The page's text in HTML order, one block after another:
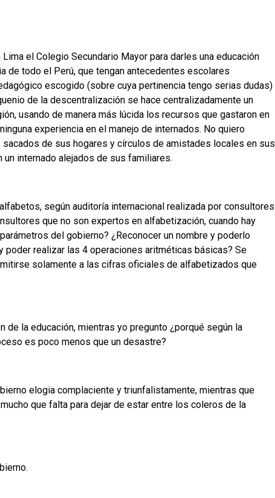
el Colegio Secundario Mayor para darles una educación
de todo el Perú, que tengan antecedentes escolares
escogido (sobre cuya pertinencia tengo serias dudas)
de la descentralización se hace centralizadamente un
usando de manera más lúcida los recursos que gastaron en
experiencia en el manejo de internados. No quiero
de sus hogares y círculos de amistades locales en sus
internado alejados de sus familiares.
según auditoría internacional realizada por consultores
que no son expertos en alfabetización, cuando hay
del gobierno? ¿Reconocer un nombre y poderlo
realizar las 4 operaciones aritméticas básicas? Se
solamente a las cifras oficiales de alfabetizados que
la educación, mientras yo pregunto ¿porqué según la
es poco menos que un desastre?
elogia complaciente y triunfalistamente, mientras que
que falta para dejar de estar entre los coleros de la